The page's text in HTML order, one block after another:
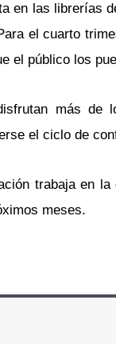
en las librerías
el cuarto
el público los
más de
el ciclo de
trabaja en
meses.